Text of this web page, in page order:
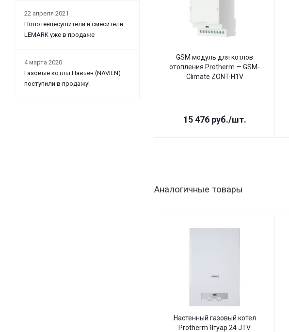
GSM модуль для котлов
отопления Protherm — GSM-
Climate ZONT-H1V
15 476руб./шт.
Аналогичные товары
Настенный газовый котел
Protherm Ягуар 24 JTV
22 апреля 2021
Полотенцесушители и смесители
LEMARK уже в продаже
4 марта 2020
Газовые котлы Навьен (NAVIEN)
поступили в продажу!